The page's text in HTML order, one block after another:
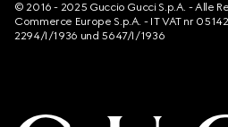
© 2016 - 2025 Guccio Gucci S.p.A. - Alle
Commerce Europe S.p.A. - IT VAT nr
2294/I/1936 und 5647/I/1936